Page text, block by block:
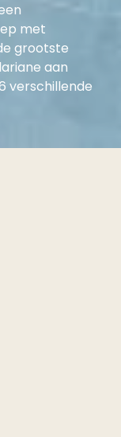
met
grootste
aan
verschillende